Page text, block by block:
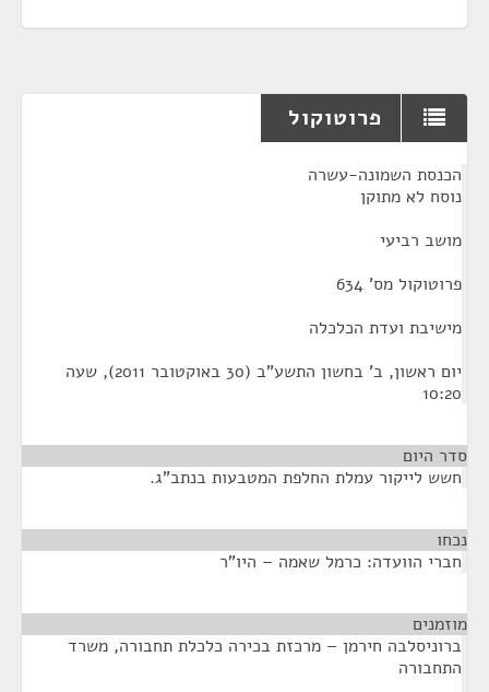
פרוטוקול
הכנסת השמונה-עשרה
נוסח לא מתוקן
מושב רביעי
פרוטוקול מס' 634
מישיבת ועדת הכלכלה
יום ראשון, ב' בחשון התשע"ב (30 באוקטובר 2011), שעה
10:20
סדר היום
חשש לייקור עמלת החלפת המטבעות בנתב"ג.
נכחו
חברי הוועדה: כרמל שאמה – היו"ר
מוזמנים
ברוניסלבה חירמן – מרכזת בכירה כלכלת תחבורה, משרד
התחבורה